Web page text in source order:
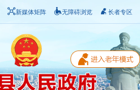
新媒体矩阵 无障碍浏览 长者专区